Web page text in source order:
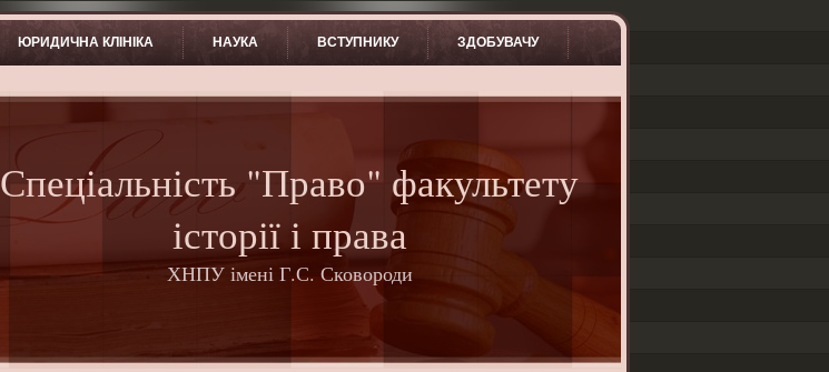
ЮРИДИЧНА КЛІНІКА НАУКА ВСТУПНИКУ ЗДОБУВАЧУ
Спеціальність "Право" факультету
історії і права
ХНПУ імені Г.С. Сковороди